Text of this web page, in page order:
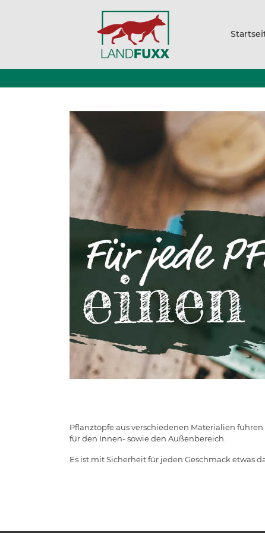
Pflanztöpfe aus verschiedenen Materialien
für den Innen- sowie den Außenbereich.
Es ist mit Sicherheit für jeden Geschmack etwas